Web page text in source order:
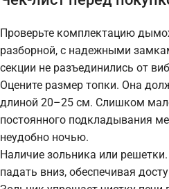
Проверьте комплектацию
разборной, с надежными
секции не разъединились от
Оцените размер топки. Она
длиной 20–25 см. Слишком
постоянного подкладывания
неудобно ночью.
Наличие зольника или
падать вниз, обеспечивая